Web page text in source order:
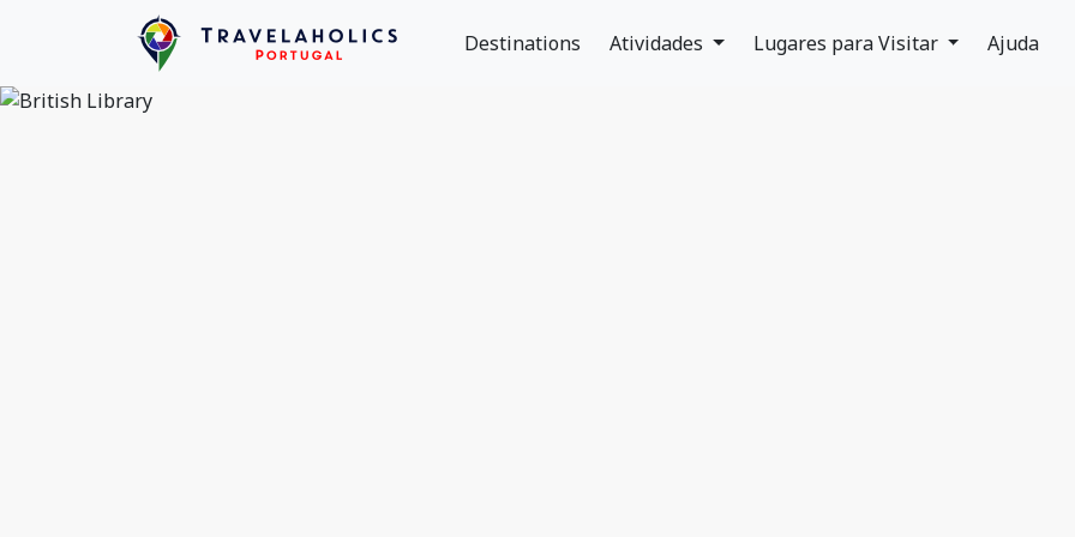
Destinations Atividades Lugares para Visitar Ajuda